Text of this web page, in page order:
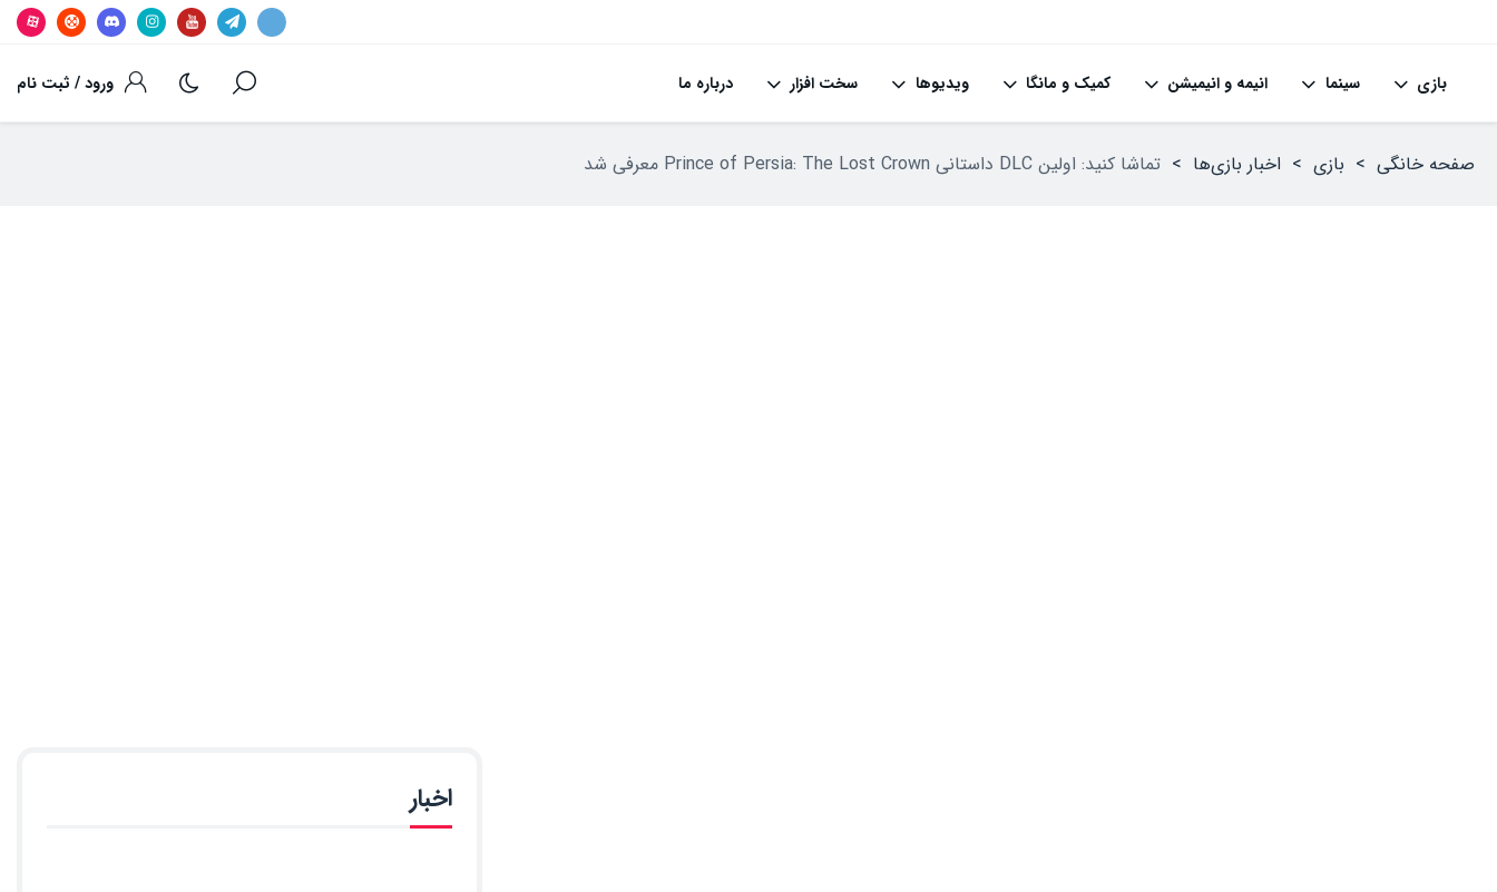
ورود / ثبت نام بازی سینما انیمه و انیمیشن کمیک و مانگا ویدیوها سخت افزار درباره ما
صفحه خانگی > بازی > اخبار بازی‌ها > تماشا کنید: اولین DLC داستانی Prince of Persia: The Lost Crown معرفی شد
اخبار